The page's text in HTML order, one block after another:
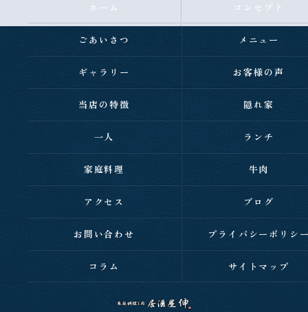
ホーム コンセプト
ごあいさつ メニュー
ギャラリー お客様の声
当店の特徴 隠れ家
一人 ランチ
家庭料理 牛肉
アクセス ブログ
お問い合わせ プライバシーポリシ
コラム サイトマップ